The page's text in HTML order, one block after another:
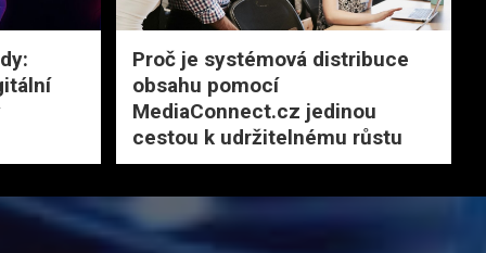
Proč je systémová distribuce
obsahu pomocí
MediaConnect.cz jedinou
cestou k udržitelnému růstu